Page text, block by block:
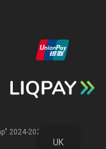
UK
2024-2026